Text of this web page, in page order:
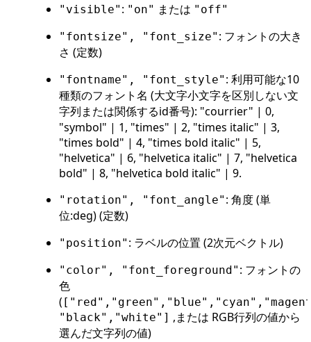
"visible" : "on" または "off"
"fontsize", "font_size" : フォントの大き
さ (定数)
"fontname", "font_style" : 利用可能な10
種類のフォント名 (大文字小文字を区別しない文
字列または関係するid番号): "courrier" | 0,
"symbol" | 1, "times" | 2, "times italic" | 3,
"times bold" | 4, "times bold italic" | 5,
"helvetica" | 6, "helvetica italic" | 7, "helvetica
bold" | 8, "helvetica bold italic" | 9.
"rotation", "font_angle" : 角度 (単
位:deg) (定数)
"position" : ラベルの位置 (2次元ベクトル)
"color", "font_foreground" : フォントの
色
(
"black","white"] ,または RGB行列の値から
選んだ文字列の値)